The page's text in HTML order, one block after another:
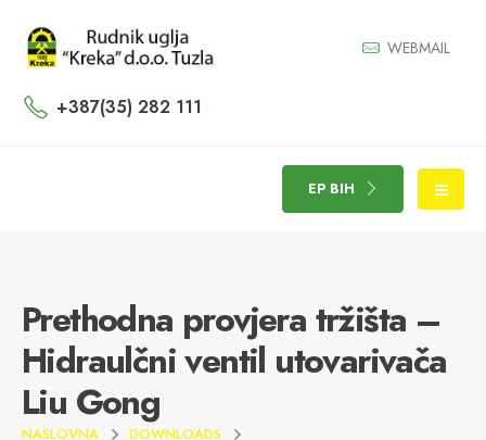
WEBMAIL
+387(35) 282 111
EP BIH
Prethodna provjera tržišta –
Hidraulčni ventil utovarivača
Liu Gong
NASLOVNA
DOWNLOADS